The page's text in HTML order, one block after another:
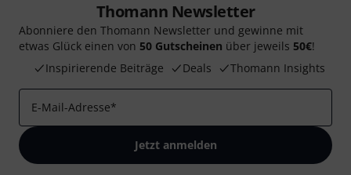
Thomann Newsletter
Abonniere den Thomann Newsletter und gewinne mit
etwas Glück einen von 50 Gutscheinen über jeweils 50€!
Inspirierende Beiträge
Deals Thomann Insights
E-Mail-Adresse*
Jetzt anmelden